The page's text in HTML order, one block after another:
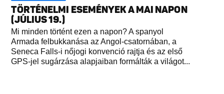
TÖRTÉNELMI ESEMÉNYEK A MAI NAPON
(JÚLIUS 19.)
Mi minden történt ezen a napon? A spanyol
Armada felbukkanása az Angol-csatornában, a
Seneca Falls-i nőjogi konvenció rajtja és az első
GPS-jel sugárzása alapjaiban formálták a világot...